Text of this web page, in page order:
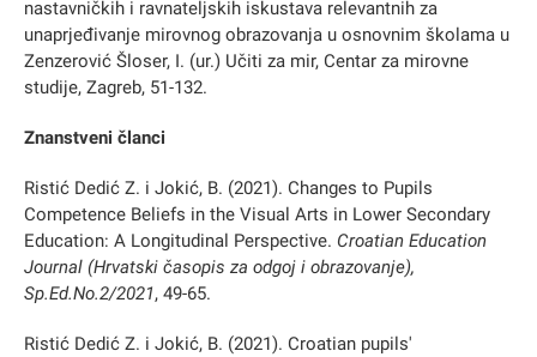
nastavničkih i ravnateljskih iskustava relevantnih za
unaprjeđivanje mirovnog obrazovanja u osnovnim školama u
Zenzerović Šloser, I. (ur.) Učiti za mir, Centar za mirovne
studije, Zagreb, 51-132.
Znanstveni članci
Ristić Dedić Z. i Jokić, B. (2021). Changes to Pupils
Competence Beliefs in the Visual Arts in Lower Secondary
Education: A Longitudinal Perspective. Croatian Education
Journal (Hrvatski časopis za odgoj i obrazovanje),
Sp.Ed.No.2/2021, 49-65.
Ristić Dedić Z. i Jokić, B. (2021). Croatian pupils'